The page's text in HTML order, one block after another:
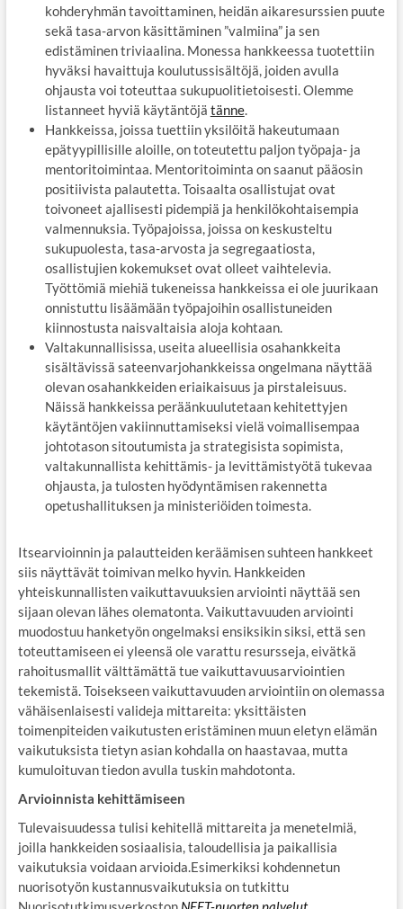
kohderyhmän tavoittaminen, heidän aikaresurssien puute
sekä tasa-arvon käsittäminen ”valmiina” ja sen
edistäminen triviaalina. Monessa hankkeessa tuotettiin
hyväksi havaittuja koulutussisältöjä, joiden avulla
ohjausta voi toteuttaa sukupuolitietoisesti. Olemme
listanneet hyviä käytäntöjä tänne.
Hankkeissa, joissa tuettiin yksilöitä hakeutumaan
epätyypillisille aloille, on toteutettu paljon työpaja- ja
mentoritoimintaa. Mentoritoiminta on saanut pääosin
positiivista palautetta. Toisaalta osallistujat ovat
toivoneet ajallisesti pidempiä ja henkilökohtaisempia
valmennuksia. Työpajoissa, joissa on keskusteltu
sukupuolesta, tasa-arvosta ja segregaatiosta,
osallistujien kokemukset ovat olleet vaihtelevia.
Työttömiä miehiä tukeneissa hankkeissa ei ole juurikaan
onnistuttu lisäämään työpajoihin osallistuneiden
kiinnostusta naisvaltaisia aloja kohtaan.
Valtakunnallisissa, useita alueellisia osahankkeita
sisältävissä sateenvarjohankkeissa ongelmana näyttää
olevan osahankkeiden eriaikaisuus ja pirstaleisuus.
Näissä hankkeissa peräänkuulutetaan kehitettyjen
käytäntöjen vakiinnuttamiseksi vielä voimallisempaa
johtotason sitoutumista ja strategisista sopimista,
valtakunnallista kehittämis- ja levittämistyötä tukevaa
ohjausta, ja tulosten hyödyntämisen rakennetta
opetushallituksen ja ministeriöiden toimesta.
Itsearvioinnin ja palautteiden keräämisen suhteen hankkeet
siis näyttävät toimivan melko hyvin. Hankkeiden
yhteiskunnallisten vaikuttavuuksien arviointi näyttää sen
sijaan olevan lähes olematonta. Vaikuttavuuden arviointi
muodostuu hanketyön ongelmaksi ensiksikin siksi, että sen
toteuttamiseen ei yleensä ole varattu resursseja, eivätkä
rahoitusmallit välttämättä tue vaikuttavuusarviointien
tekemistä. Toisekseen vaikuttavuuden arviointiin on olemassa
vähäisenlaisesti valideja mittareita: yksittäisten
toimenpiteiden vaikutusten eristäminen muun eletyn elämän
vaikutuksista tietyn asian kohdalla on haastavaa, mutta
kumuloituvan tiedon avulla tuskin mahdotonta.
Arvioinnista kehittämiseen
Tulevaisuudessa tulisi kehitellä mittareita ja menetelmiä,
joilla hankkeiden sosiaalisia, taloudellisia ja paikallisia
vaikutuksia voidaan arvioida.Esimerkiksi kohdennetun
nuorisotyön kustannusvaikutuksia on tutkittu